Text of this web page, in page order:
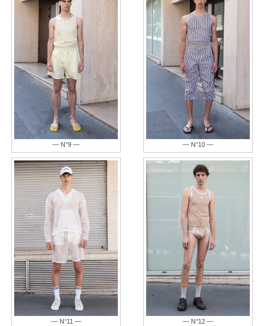
— N°9 — — N°10 —
— N°11 — — N°12 —